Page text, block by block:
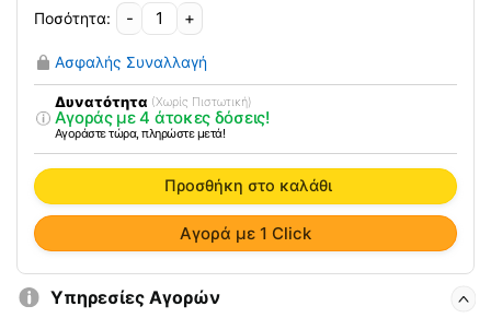
-
Τροφοδοτικό
Ρεύματος
Prisma
Smart
0807708
ποσότητα
+
Ασφαλής Συναλλαγή
Δυνατότητα (Χωρίς Πιστωτική)
Αγοράς με 4 άτοκες δόσεις!
Αγοράστε τώρα, πληρώστε μετά!
Προσθήκη στο καλάθι
Αγορά με 1 Click
Υπηρεσίες Αγορών